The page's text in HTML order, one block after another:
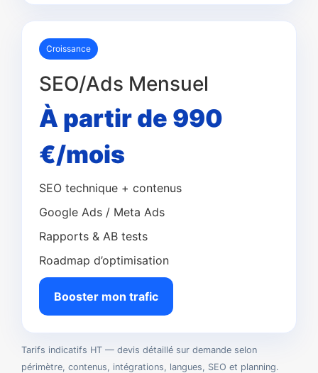
Croissance
SEO/Ads Mensuel
À partir de 990
€/mois
SEO technique + contenus
Google Ads / Meta Ads
Rapports & AB tests
Roadmap d’optimisation
Booster mon trafic
Tarifs indicatifs HT — devis détaillé sur demande selon
périmètre, contenus, intégrations, langues, SEO et planning.